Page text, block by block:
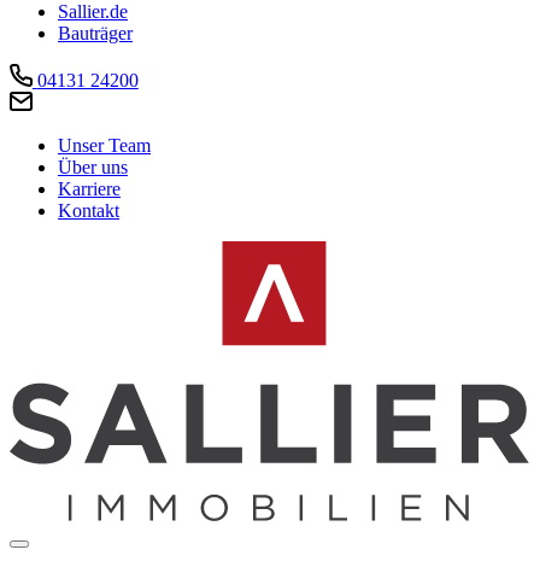
Sallier.de
Bauträger
04131 24200
Unser Team
Über uns
Karriere
Kontakt